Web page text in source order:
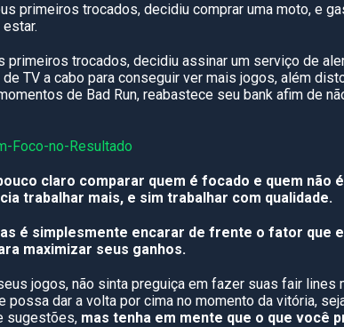
primeiros trocados, decidiu comprar uma moto, e
primeiros trocados, decidiu assinar um serviço de
TV a cabo para conseguir ver mais jogos, além
de Bad Run, reabastece seu bank afim de
claro comparar quem é focado e quem não
trabalhar mais, e sim trabalhar com qualidade.
é simplesmente encarar de frente o fator que
maximizar seus ganhos.
jogos, não sinta preguiça em fazer suas fair lines
possa dar a volta por cima no momento da vitória,
sugestões, mas tenha em mente que o que você